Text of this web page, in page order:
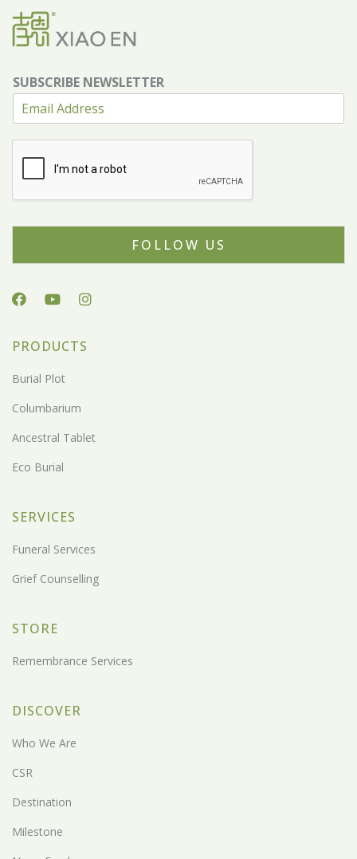
SUBSCRIBE NEWSLETTER
FOLLOW US
PRODUCTS
Burial Plot
Columbarium
Ancestral Tablet
Eco Burial
SERVICES
Funeral Services
Grief Counselling
STORE
Remembrance Services
DISCOVER
Who We Are
CSR
Destination
Milestone